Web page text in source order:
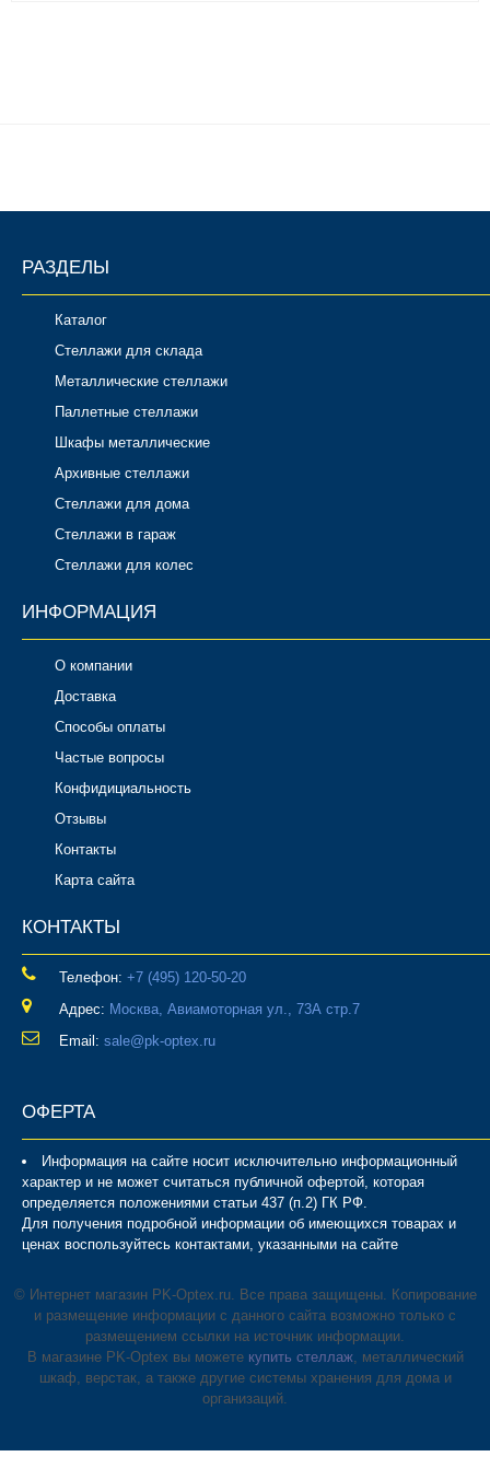
РАЗДЕЛЫ
Каталог
Стеллажи для склада
Металлические стеллажи
Паллетные стеллажи
Шкафы металлические
Архивные стеллажи
Стеллажи для дома
Стеллажи в гараж
Стеллажи для колес
ИНФОРМАЦИЯ
О компании
Доставка
Способы оплаты
Частые вопросы
Конфидициальность
Отзывы
Контакты
Карта сайта
КОНТАКТЫ
Телефон: ‎+7 (495) 120-50-20
Адрес: Москва, Авиамоторная ул., 73А стр.7
Email: sale@pk-optex.ru
ОФЕРТА
Информация на сайте носит исключительно информационный
характер и не может считаться публичной офертой, которая
определяется положениями статьи 437 (п.2) ГК РФ.
Для получения подробной информации об имеющихся товарах и
ценах воспользуйтесь контактами, указанными на сайте
© Интернет магазин PK-Optex.ru. Все права защищены. Копирование
и размещение информации с данного сайта возможно только с
размещением ссылки на источник информации.
В магазине PK-Optex вы можете купить стеллаж, металлический
шкаф, верстак, а также другие системы хранения для дома и
организаций.